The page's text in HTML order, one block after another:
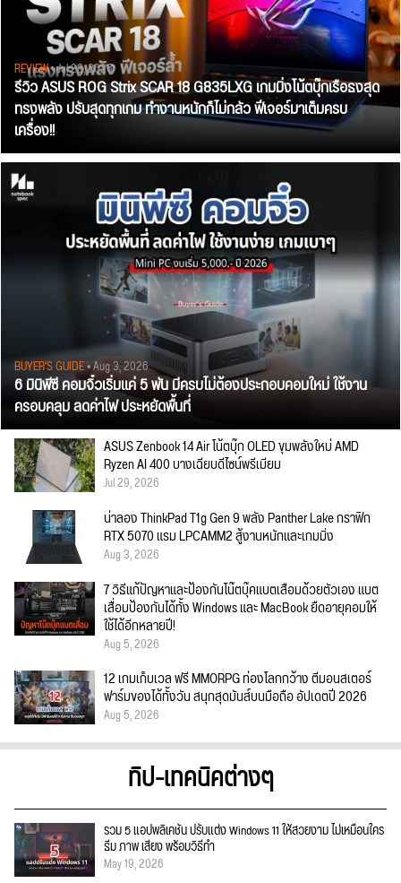
REVIEW• Jul 28, 2026
รีวิว ASUS ROG Strix SCAR 18 G835LXG เกมมิ่งโน้ตบุ๊กเรือธงสุด
ทรงพลัง ปรับสุดทุกเกม ทำงานหนักก็ไม่กลัว ฟีเจอร์มาเต็มครบ
เครื่อง!!
BUYER'S GUIDE• Aug 3, 2026
6 มินิพีซี คอมจิ๋วเริ่มแค่ 5 พัน มีครบไม่ต้องประกอบคอมใหม่ ใช้งาน
ครอบคลุม ลดค่าไฟ ประหยัดพื้นที่
ASUS Zenbook 14 Air โน้ตบุ๊ก OLED ขุมพลังใหม่ AMD
Ryzen AI 400 บางเฉียบดีไซน์พรีเมียม
Jul 29, 2026
น่าลอง ThinkPad T1g Gen 9 พลัง Panther Lake กราฟิก
RTX 5070 แรม LPCAMM2 สู้งานหนักและเกมมิ่ง
Aug 3, 2026
7 วิธีแก้ปัญหาและป้องกันโน๊ตบุ๊คแบตเสื่อมด้วยตัวเอง แบต
เสื่อมป้องกันได้ทั้ง Windows และ MacBook ยืดอายุคอมให้
ใช้ได้อีกหลายปี!
Aug 5, 2026
12 เกมเก็บเวล ฟรี MMORPG ท่องโลกกว้าง ตีมอนสเตอร์
ฟาร์มของได้ทั้งวัน สนุกสุดมันส์บนมือถือ อัปเดตปี 2026
Aug 5, 2026
ทิป-เทคนิคต่างๆ
รวม 5 แอปพลิเคชัน ปรับแต่ง Windows 11 ให้สวยงาม ไม่เหมือนใคร
ธีม ภาพ เสียง พร้อมวิธีทำ
May 19, 2026